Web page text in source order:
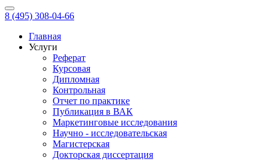
8 (495) 308-04-66
Главная
Услуги
Реферат
Курсовая
Дипломная
Контрольная
Отчет по практике
Публикация в ВАК
Маркетинговые исследования
Научно - исследовательская
Магистерская
Докторская диссертация